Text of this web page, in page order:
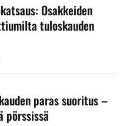
Osakkeiden
tuloskauden
paras suoritus –
pörssissä